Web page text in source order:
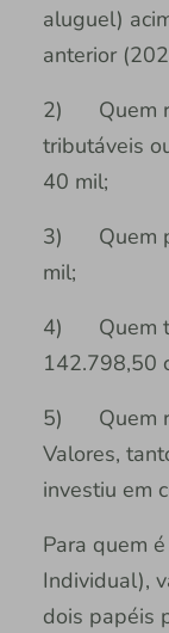
aluguel)
anterior
2) Quem
tributáveis
40 mil;
3) Quem
mil;
4) Quem
142.798,50
5) Quem
Valores,
investiu em
Para quem
Individual),
dois papéis